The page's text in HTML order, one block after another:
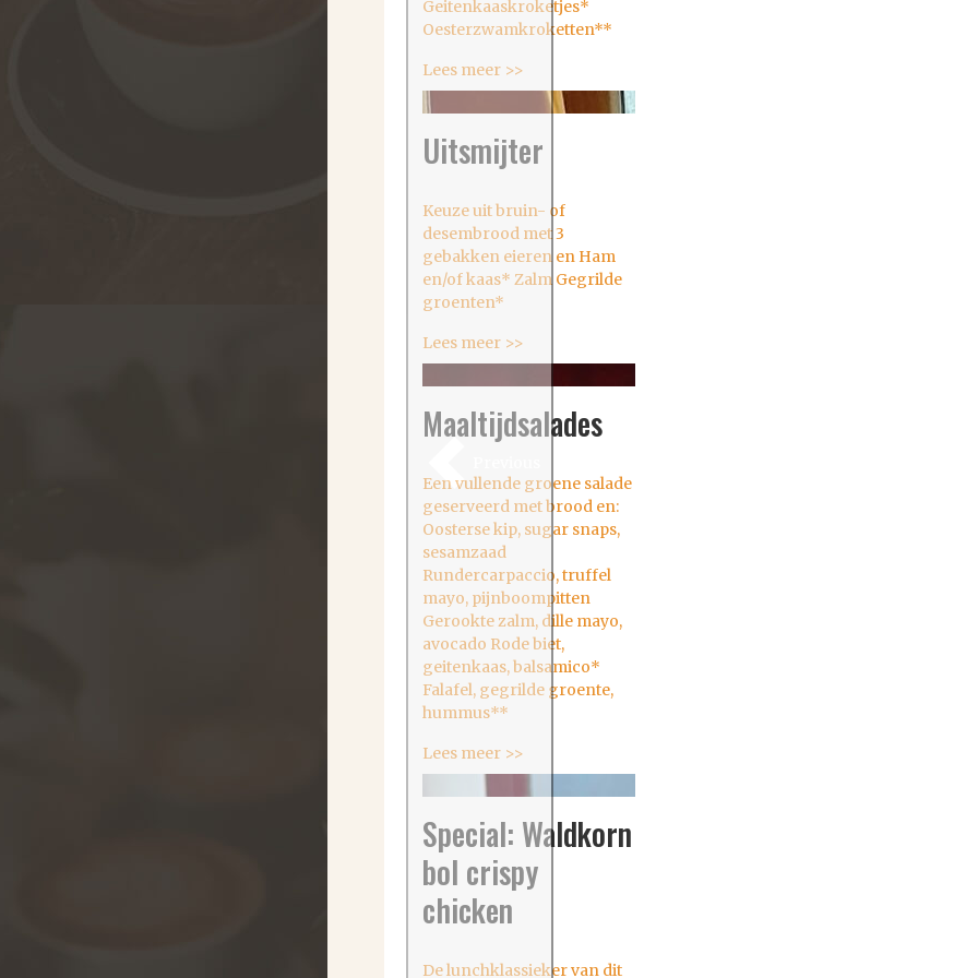
Geitenkaaskroketjes*
Oesterzwamkroketten**
Lees meer >>
Uitsmijter
Keuze uit bruin- of
desembrood met 3
gebakken eieren en Ham
en/of kaas* Zalm Gegrilde
groenten*
Lees meer >>
Maaltijdsalades
Een vullende groene salade
geserveerd met brood en:
Oosterse kip, sugar snaps,
sesamzaad
Rundercarpaccio, truffel
mayo, pijnboompitten
Gerookte zalm, dille mayo,
avocado Rode biet,
geitenkaas, balsamico*
Falafel, gegrilde groente,
hummus**
Lees meer >>
Special: Waldkorn
bol crispy
chicken
De lunchklassieker van dit